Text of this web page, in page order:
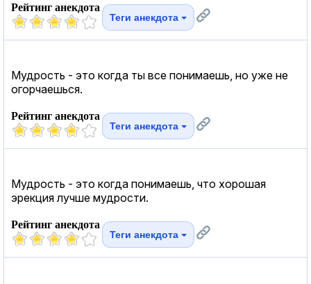
Рейтинг анекдота
Теги анекдота
Мудрость - это когда ты все понимаешь, но уже не
огорчаешься.
Рейтинг анекдота
Теги анекдота
Мудрость - это когда понимаешь, что хорошая
эрекция лучше мудрости.
Рейтинг анекдота
Теги анекдота